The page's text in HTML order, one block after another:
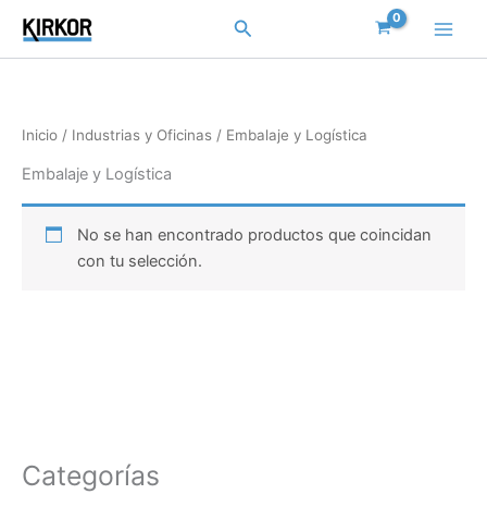
contenido
Buscar
Categorías
Inicio / Industrias y Oficinas / Embalaje y Logística
Embalaje y Logística
No se han encontrado productos que coincidan
con tu selección.